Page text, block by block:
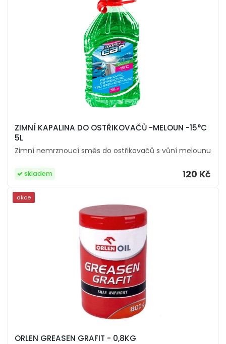
ZIMNÍ KAPALINA DO OSTŘIKOVAČŮ -MELOUN -15°C
5L
Zimní nemrznoucí směs do ostřikovačů s vůní melounu
120 Kč
skladem
ORLEN GREASEN GRAFIT - 0,8KG
akce